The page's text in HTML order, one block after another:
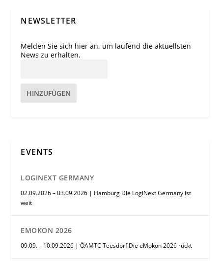
NEWSLETTER
Melden Sie sich hier an, um laufend die aktuellsten
News zu erhalten.
HINZUFÜGEN
EVENTS
LOGINEXT GERMANY
02.09.2026 – 03.09.2026 | Hamburg Die LogiNext Germany ist
weit
EMOKON 2026
09.09. – 10.09.2026 | ÖAMTC Teesdorf Die eMokon 2026 rückt